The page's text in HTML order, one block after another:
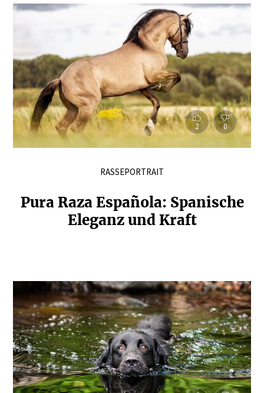
2 0
RASSEPORTRAIT
Pura Raza Española: Spanische
Eleganz und Kraft